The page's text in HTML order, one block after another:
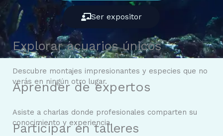
Ser expositor
Explorar acuarios únicos
Descubre montajes impresionantes y especies que no
verás en ningún otro lugar.
Aprender de expertos
Asiste a charlas donde profesionales comparten su
conocimiento y experiencia.
Participar en talleres